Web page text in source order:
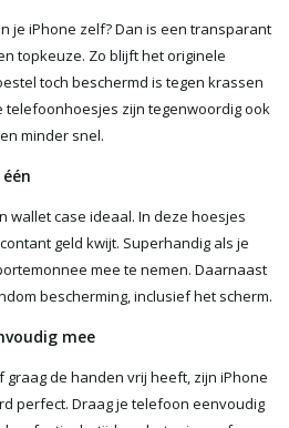
je iPhone zelf? Dan is een transparant
topkeuze. Zo blijft het originele
toch beschermd is tegen krassen
telefoonhoesjes zijn tegenwoordig ook
minder snel.
wallet case ideaal. In deze hoesjes
geld kwijt. Superhandig als je
mee te nemen. Daarnaast
bescherming, inclusief het scherm.
mee
de handen vrij heeft, zijn iPhone
perfect. Draag je telefoon eenvoudig